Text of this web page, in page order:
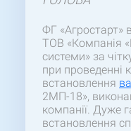
ФГ «Агростарт»
ТОВ «Компанія
системи» за
при проведенні
встановлення
2МП-18»,
компанії. Дуже
встановлення